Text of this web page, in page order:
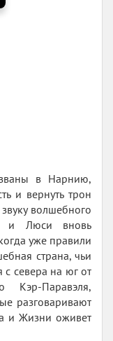
в Нарнию,
и вернуть трон
волшебного
и Люси вновь
уже правили
страна, чьи
севера на юг от
Кэр-Паравэля,
разговаривают
и Жизни оживет